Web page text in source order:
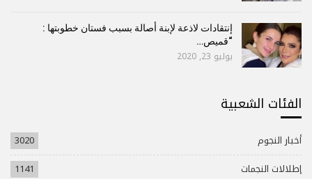
إنتقادات لاذعة لإبنة أصالة بسبب فستان خطوبتها :
“قميص…
يوليو 23, 2020
الفئات الشعبية
أخبار النجوم
3020
إطلالات النجمات
1141